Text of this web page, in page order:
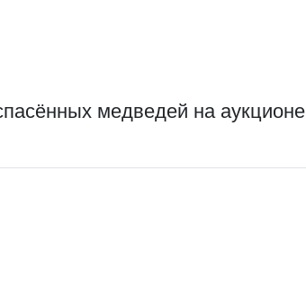
медведей на аукционе